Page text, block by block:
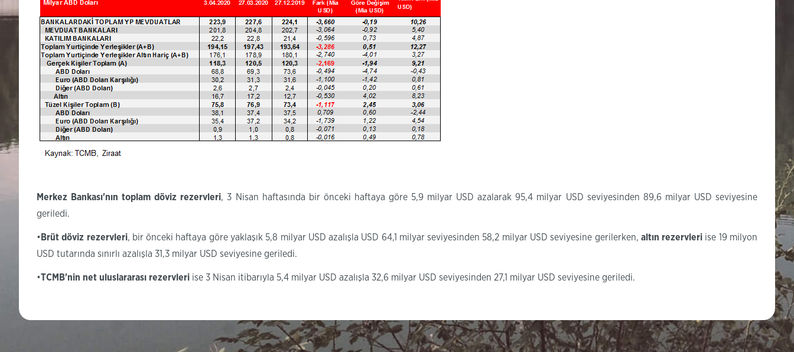
Merkez Bankası'nın toplam döviz rezervleri, 3 Nisan haftasında bir önceki haftaya göre 5,9 milyar USD azalarak 95,4 milyar USD seviyesinden 89,6 milyar USD seviyesine
geriledi.
• Brüt döviz rezervleri, bir önceki haftaya göre yaklaşık 5,8 milyar USD azalışla USD 64,1 milyar seviyesinden 58,2 milyar USD seviyesine gerilerken, altın rezervleri ise 19 milyon
USD tutarında sınırlı azalışla 31,3 milyar USD seviyesine geriledi.
•TCMB'nin net uluslararası rezervleri ise 3 Nisan itibarıyla 5,4 milyar USD azalışla 32,6 milyar USD seviyesinden 27,1 milyar USD seviyesine geriledi. ​